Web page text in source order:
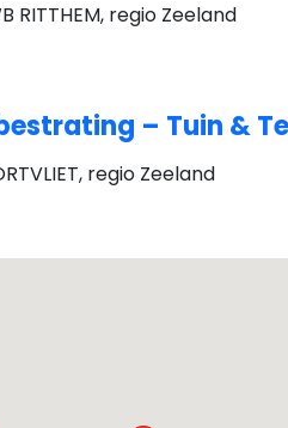
RITTHEM, regio Zeeland
– Tuin &
regio Zeeland